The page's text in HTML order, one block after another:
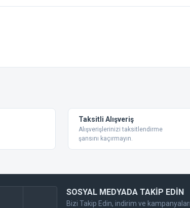
Taksitli Alışveriş
Alışverişlerinizi taksitlendirme
şansını kaçırmayın.
SOSYAL MEDYADA TAKİP EDİN
Bizi Takip Edin, indirim ve